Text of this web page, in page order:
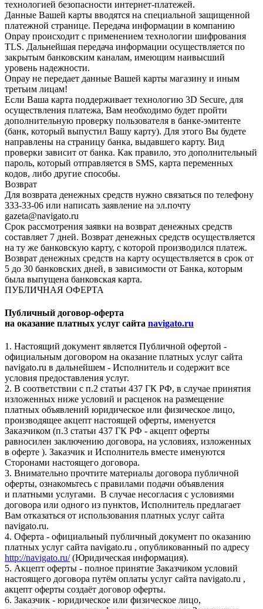
технологией безопасности интернет-платежей.
Данные Вашей карты вводятся на специальной защищенной
платежной странице. Передача информации в компанию
Onpay происходит с применением технологии шифрования
TLS. Дальнейшая передача информации осуществляется по
закрытым банковским каналам, имеющим наивысший
уровень надежности.
Onpay не передает данные Вашей карты магазину и иным
третьим лицам!
Если Ваша карта поддерживает технологию 3D Secure, для
осуществления платежа, Вам необходимо будет пройти
дополнительную проверку пользователя в банке-эмитенте
(банк, который выпустил Вашу карту). Для этого Вы будете
направлены на страницу банка, выдавшего карту. Вид
проверки зависит от банка. Как правило, это дополнительный
пароль, который отправляется в SMS, карта переменных
кодов, либо другие способы.
Возврат
Для возврата денежных средств нужно связаться по телефону
333-33-06 или написать заявление на эл.почту
gazeta@navigato.ru
Срок рассмотрения заявки на возврат денежных средств
составляет 7 дней. Возврат денежных средств осуществляется
на ту же банковскую карту, с которой производился платеж.
Возврат денежных средств на карту осуществляется в срок от
5 до 30 банковских дней, в зависимости от Банка, которым
была выпущена банковская карта.
ПУБЛИЧНАЯ ОФЕРТА
Публичный договор-оферта
на оказание платных услуг сайта navigato.ru
1. Настоящий документ является Публичной офертой -
официальным договором на оказание платных услуг сайта
navigato.ru в дальнейшем - Исполнитель и содержит все
условия предоставления услуг.
2. В соответствии с п.2 статьи 437 ГК РФ, в случае принятия
изложенных ниже условий и расценок на размещение
платных объявлений юридическое или физическое лицо,
производящее акцепт настоящей оферты, именуется
Заказчиком (п.3 статьи 437 ГК РФ - акцепт оферты
равносилен заключению договора, на условиях, изложенных
в оферте ). Заказчик и Исполнитель вместе именуются
Сторонами настоящего договора.
3. Внимательно прочтите материалы договора публичной
оферты, ознакомьтесь с правилами подачи объявления
и платными услугами. В случае несогласия с условиями
договора или одного из пунктов, Исполнитель предлагает
Вам отказаться от использования платных услуг сайта
navigato.ru.
4. Оферта - официальный публичный документ по оказанию
платных услуг сайта navigato.ru , опубликованный по адресу
http://navigato.ru/(Юридическая информация).
5. Акцепт оферты - полное принятие Заказчиком условий
настоящего договора путём оплаты услуг сайта navigato.ru ,
акцепт оферты создаёт договор оферты.
6. Заказчик - юридическое или физическое лицо,